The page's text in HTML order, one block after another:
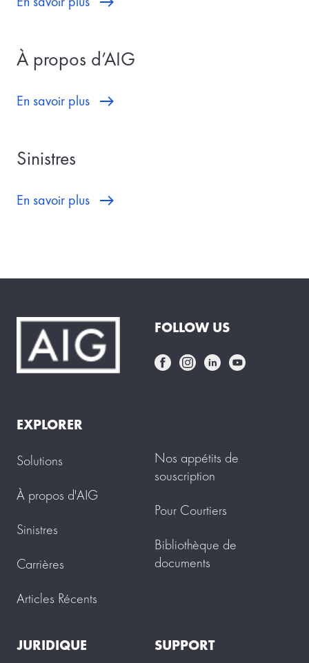
À propos d’AIG
En savoir plus
Sinistres
En savoir plus
FOLLOW US
EXPLORER
Solutions
À propos d'AIG
Sinistres
Carrières
Articles Récents
Nos appétits de
souscription
Pour Courtiers
Bibliothèque de
documents
JURIDIQUE
SUPPORT